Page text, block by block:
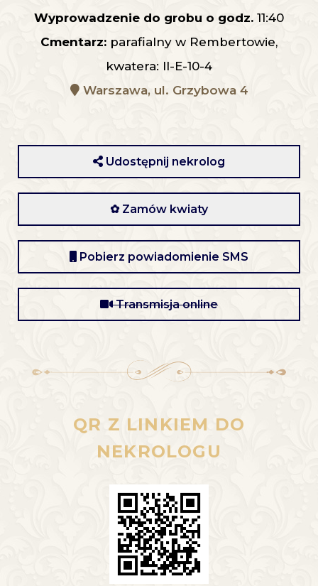
Wyprowadzenie do grobu o godz. 11:40
Cmentarz: parafialny w Rembertowie,
kwatera: II-E-10-4
Warszawa, ul. Grzybowa 4
Udostępnij nekrolog
✿ Zamów kwiaty
Pobierz powiadomienie SMS
Transmisja online
QR Z LINKIEM DO
NEKROLOGU